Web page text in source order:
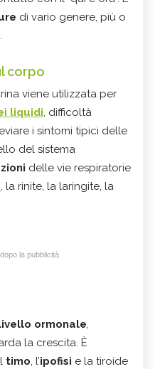
di vario genere, più o
corpo
viene utilizzata per
liquidi, difficoltà
i sintomi tipici delle
del sistema
delle vie respiratorie
, la rinite, la laringite, la
la pubblicità
ormonale,
la crescita. È
timo, l’ipofisi e la tiroide